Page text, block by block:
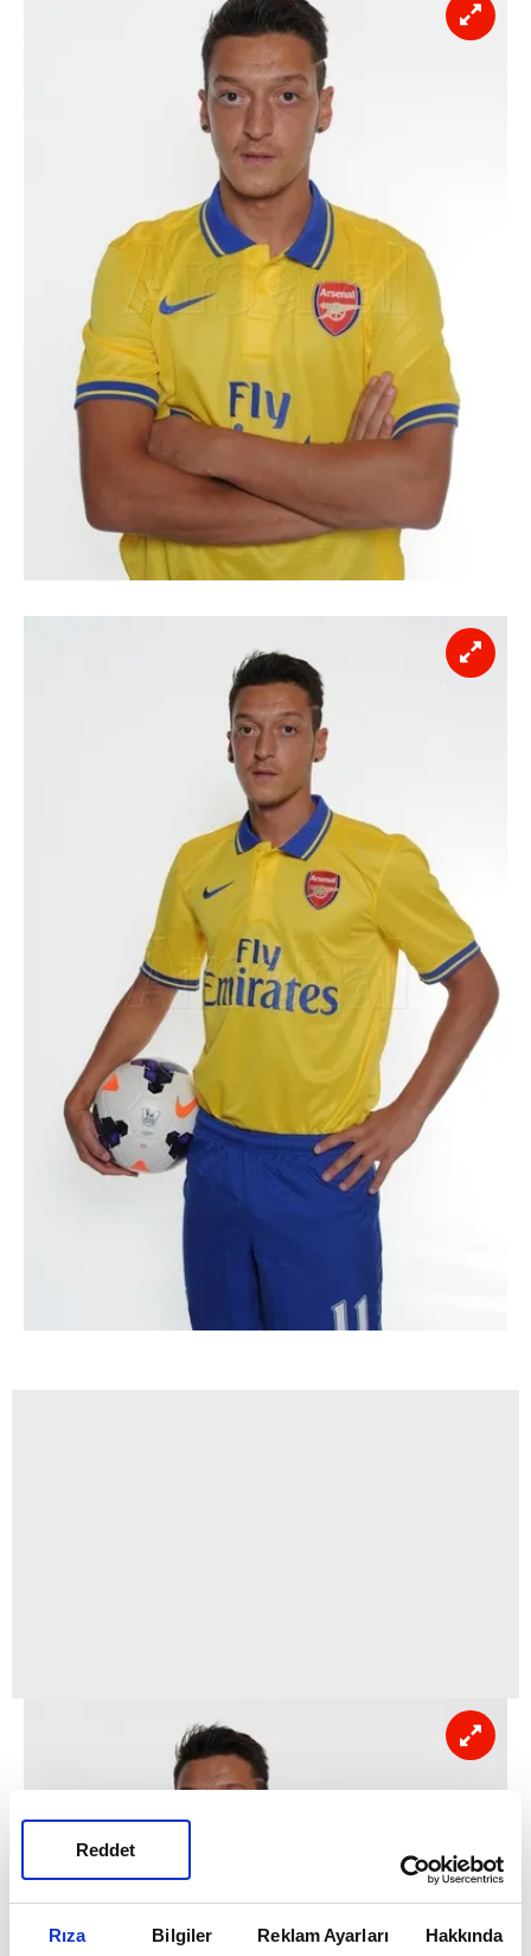
Rıza Bilgiler Reklam Ayarları Hakkında
Reddet